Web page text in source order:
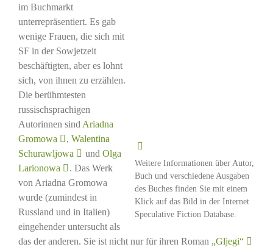
Weitere Informationen über Autor,
Buch und verschiedene Ausgaben
des Buches finden Sie mit einem
Klick auf das Bild in der Internet
Speculative Fiction Database.
im Buchmarkt
unterrepräsentiert. Es gab
wenige Frauen, die sich mit
SF in der Sowjetzeit
beschäftigten, aber es lohnt
sich, von ihnen zu erzählen.
Die berühmtesten
russischsprachigen
Autorinnen sind Ariadna
Gromowa
, Walentina
Schurawljowa
und Olga
Larionowa
. Das Werk
von Ariadna Gromowa
wurde (zumindest in
Russland und in Italien)
eingehender untersucht als
das der anderen. Sie ist nicht nur für ihren Roman „Gljegi“